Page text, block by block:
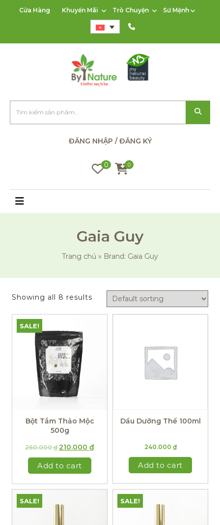
Cửa Hàng Khuyến Mãi Trò Chuyện Sứ Mệnh
ĐĂNG NHẬP / ĐĂNG KÝ
0 0
Gaia Guy
Trang chủ » Brand: Gaia Guy
Showing all 8 results
SALE!
Bột Tắm Thảo Mộc
500g
260.000₫ 210.000 ₫
Add to cart
Dầu Dưỡng Thể 100ml
240.000 ₫
Add to cart
SALE! SALE!